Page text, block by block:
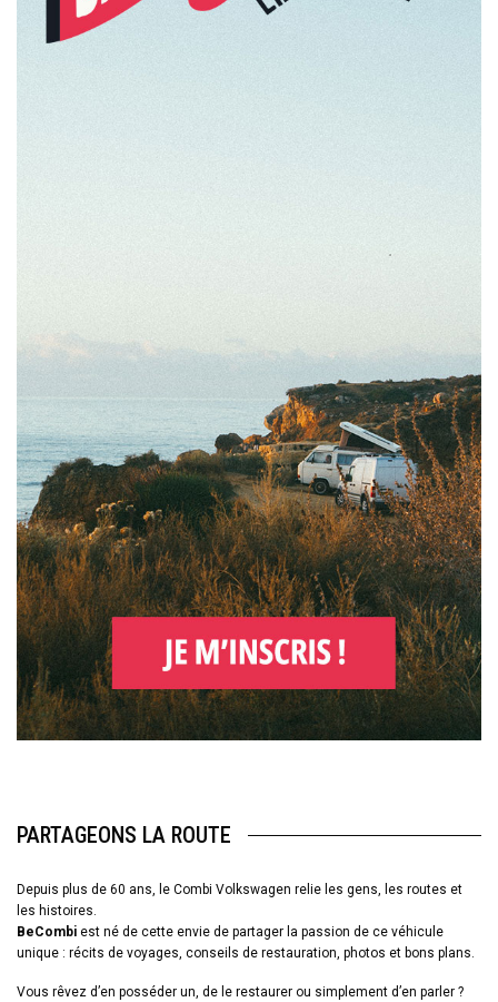
PARTAGEONS LA ROUTE
Depuis plus de 60 ans, le Combi Volkswagen relie les gens, les routes et
les histoires.
BeCombi est né de cette envie de partager la passion de ce véhicule
unique : récits de voyages, conseils de restauration, photos et bons plans.
Vous rêvez d’en posséder un, de le restaurer ou simplement d’en parler ?